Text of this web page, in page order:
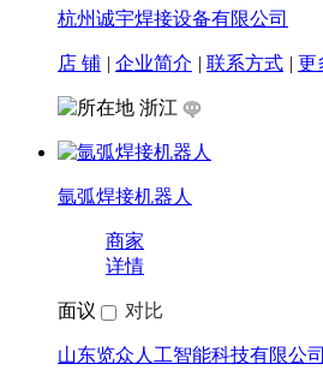
廊坊仿激光焊机 二轴焊接变位机
商家
详情
面议 对比
河北深度自动化设备有限公司
| 企业简介
河北